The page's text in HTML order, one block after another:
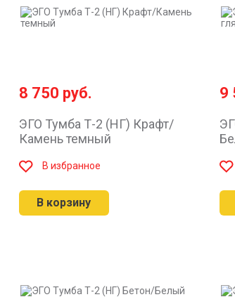
8 750 руб.
ЭГО Тумба Т-2 (НГ) Крафт/
Камень темный
В избранное
В корзину
9